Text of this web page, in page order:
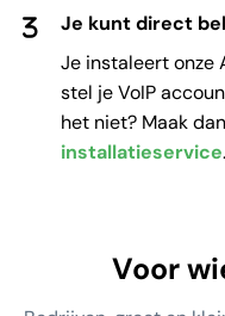
Je kunt direct
Je instaleert onze
stel je VoIP
het niet? Maak
installatieservice.
Voor